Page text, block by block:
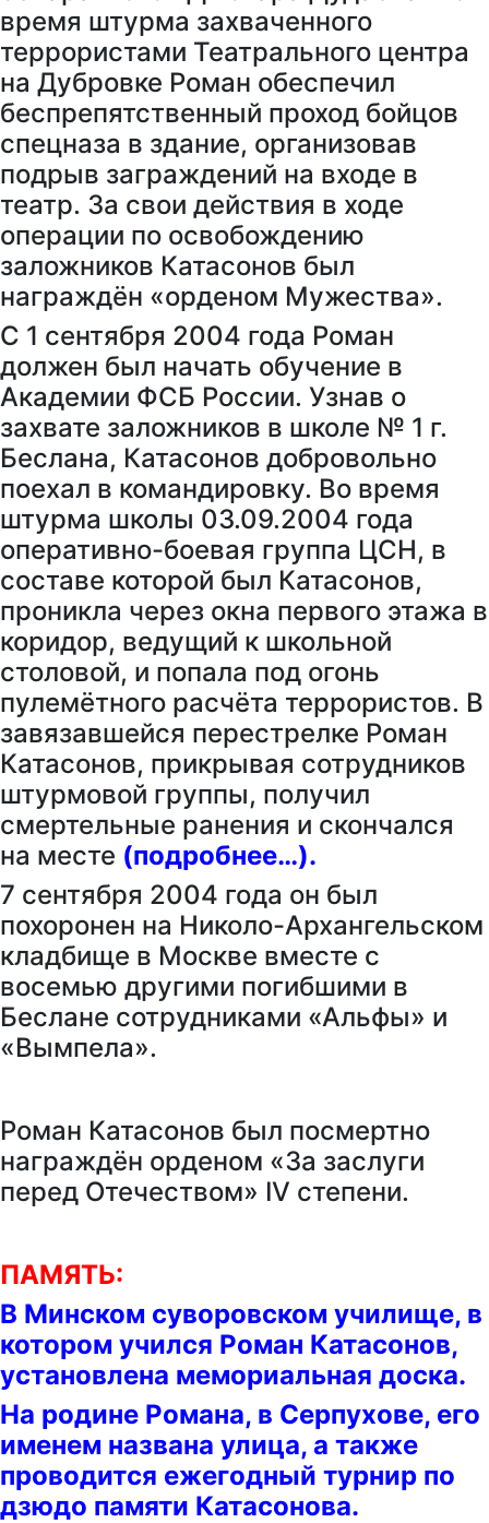
время штурма захваченного
террористами Театрального центра
на Дубровке Роман обеспечил
беспрепятственный проход бойцов
спецназа в здание, организовав
подрыв заграждений на входе в
театр. За свои действия в ходе
операции по освобождению
заложников Катасонов был
награждён «орденом Мужества».
С 1 сентября 2004 года Роман
должен был начать обучение в
Академии ФСБ России. Узнав о
захвате заложников в школе № 1 г.
Беслана, Катасонов добровольно
поехал в командировку. Во время
штурма школы 03.09.2004 года
оперативно-боевая группа ЦСН, в
составе которой был Катасонов,
проникла через окна первого этажа в
коридор, ведущий к школьной
столовой, и попала под огонь
пулемётного расчёта террористов. В
завязавшейся перестрелке Роман
Катасонов, прикрывая сотрудников
штурмовой группы, получил
смертельные ранения и скончался
на месте (подробнее…).
7 сентября 2004 года он был
похоронен на Николо-Архангельском
кладбище в Москве вместе с
восемью другими погибшими в
Беслане сотрудниками «Альфы» и
«Вымпела».
Роман Катасонов был посмертно
награждён орденом «За заслуги
перед Отечеством» IV степени.
ПАМЯТЬ:
В Минском суворовском училище, в
котором учился Роман Катасонов,
установлена мемориальная доска.
На родине Романа, в Серпухове, его
именем названа улица, а также
проводится ежегодный турнир по
дзюдо памяти Катасонова.